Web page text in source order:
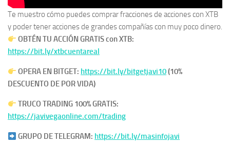
Te muestro cómo puedes comprar fracciones de acciones con XTB
y poder tener acciones de grandes compañías con muy poco dinero.
OBTÉN TU ACCIÓN GRATIS con XTB:
https://bit.ly/xtbcuentareal
OPERA EN BITGET: https://bit.ly/bitgetjavi10(10%
DESCUENTO DE POR VIDA)
TRUCO TRADING 100% GRATIS:
https://javivegaonline.com/trading
GRUPO DE TELEGRAM: https://bit.ly/masinfojavi